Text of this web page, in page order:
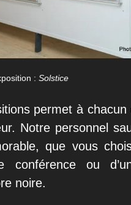
: Solstice
permet à chacun
Notre personnel
que vous
conférence ou
noire.